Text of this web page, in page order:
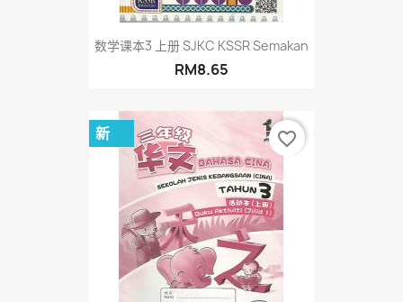
数学课本3 上册 SJKC KSSR Semakan
RM8.65
新 favorite_border